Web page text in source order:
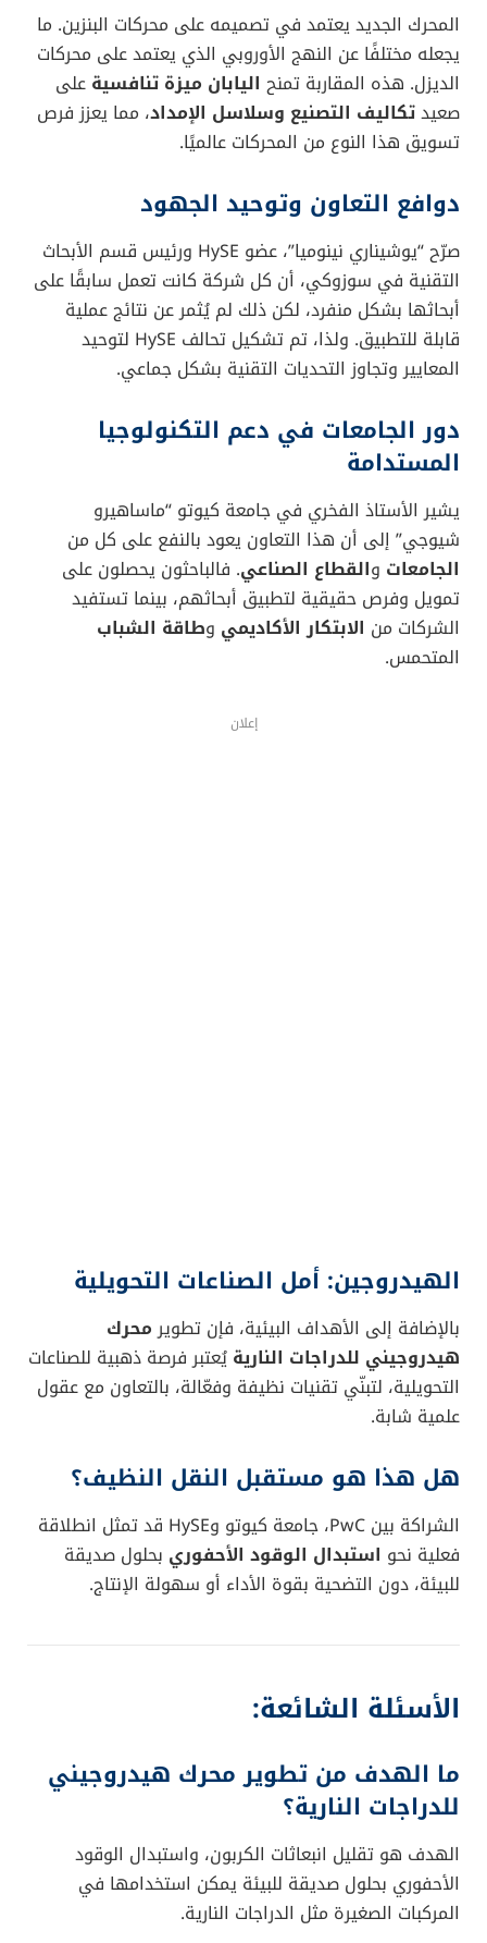
المحرك الجديد يعتمد في تصميمه على محركات البنزين. ما
يجعله مختلفًا عن النهج الأوروبي الذي يعتمد على محركات
الديزل. هذه المقاربة تمنح اليابان ميزة تنافسية على
صعيدتكاليف التصنيع وسلاسل الإمداد، مما يعزز فرص
تسويق هذا النوع من المحركات عالميًا.
دوافع التعاون وتوحيد الجهود
صرّح “يوشيناري نينوميا”، عضو HySE ورئيس قسم الأبحاث
التقنية في سوزوكي، أن كل شركة كانت تعمل سابقًا على
أبحاثها بشكل منفرد، لكن ذلك لم يُثمر عن نتائج عملية
قابلة للتطبيق. ولذا، تم تشكيل تحالف HySE لتوحيد
المعايير وتجاوز التحديات التقنية بشكل جماعي.
دور الجامعات في دعم التكنولوجيا
المستدامة
يشير الأستاذ الفخري في جامعة كيوتو “ماساهيرو
شيوجي” إلى أن هذا التعاون يعود بالنفع على كل من
الجامعات والقطاع الصناعي. فالباحثون يحصلون على
تمويل وفرص حقيقية لتطبيق أبحاثهم، بينما تستفيد
الشركات من الابتكار الأكاديمي وطاقة الشباب
المتحمس.
إعلان
الهيدروجين: أمل الصناعات التحويلية
بالإضافة إلى الأهداف البيئية، فإن تطويرمحرك
هيدروجيني للدراجات النارية يُعتبر فرصة ذهبية للصناعات
التحويلية، لتبنّي تقنيات نظيفة وفعّالة، بالتعاون مع عقول
علمية شابة.
هل هذا هو مستقبل النقل النظيف؟
الشراكة بين PwC، جامعة كيوتو وHySE قد تمثل انطلاقة
فعلية نحو استبدال الوقود الأحفوري بحلول صديقة
للبيئة، دون التضحية بقوة الأداء أو سهولة الإنتاج.
الأسئلة الشائعة:
ما الهدف من تطوير محرك هيدروجيني
للدراجات النارية؟
الهدف هو تقليل انبعاثات الكربون، واستبدال الوقود
الأحفوري بحلول صديقة للبيئة يمكن استخدامها في
المركبات الصغيرة مثل الدراجات النارية.